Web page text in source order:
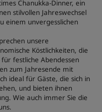
Chanukka-Dinner, ein
stilvollen Jahreswechsel
einem unvergesslichen
unsere
Köstlichkeiten, die
festliche Abendessen
zum Jahresende mit
ideal für Gäste, die sich in
und bieten ihnen
Wie auch immer Sie die